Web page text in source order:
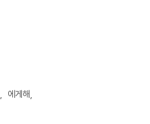
에게해